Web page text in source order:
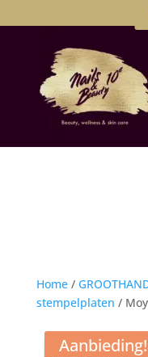
Home/
stempelplaten /
Aanbieding!